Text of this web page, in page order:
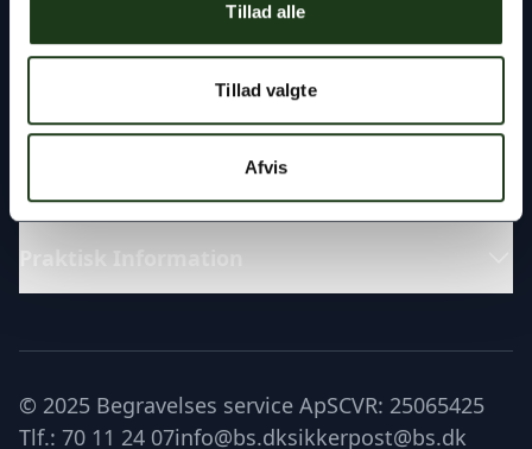
Tillad alle
Tillad valgte
Afvis
Katalog
Læs om
Praktisk Information
© 2025 Begravelses service ApSCVR: 25065425
Tlf.: 70 11 24 07info@bs.dksikkerpost@bs.dk